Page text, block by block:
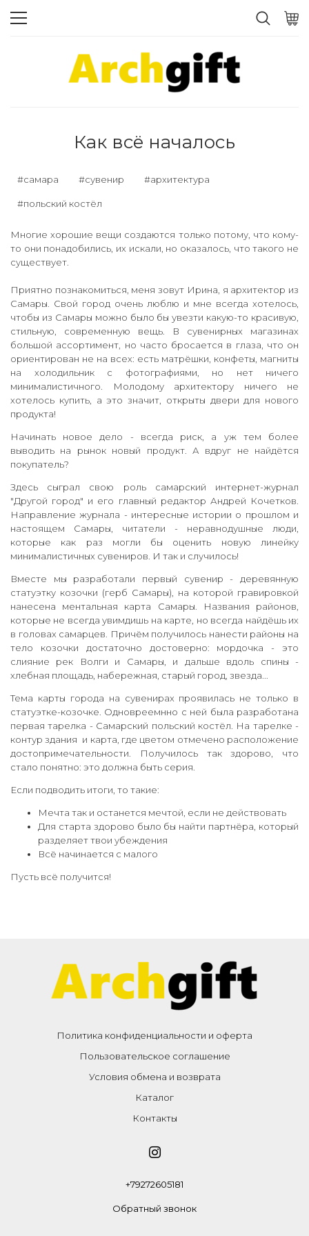
Как всё началось
#самара #сувенир #архитектура
#польский костёл
Многие хорошие вещи создаются только потому, что кому-
то они понадобились, их искали, но оказалось, что такого не
существует.
Приятно познакомиться, меня зовут Ирина, я архитектор из
Самары. Свой город очень люблю и мне всегда хотелось,
чтобы из Самары можно было бы увезти какую-то красивую,
стильную, современную вещь. В сувенирных магазинах
большой ассортимент, но часто бросается в глаза, что он
ориентирован не на всех: есть матрёшки, конфеты, магниты
на холодильник с фотографиями, но нет ничего
минималистичного. Молодому архитектору ничего не
хотелось купить, а это значит, открыты двери для нового
продукта!
Начинать новое дело - всегда риск, а уж тем более
выводить на рынок новый продукт. А вдруг не найдётся
покупатель?
Здесь сыграл свою роль самарский интернет-журнал
"Другой город" и его главный редактор Андрей Кочетков.
Направление журнала - интересные истории о прошлом и
настоящем Самары, читатели - неравнодушные люди,
которые как раз могли бы оценить новую линейку
минималистичных сувениров. И так и случилось!
Вместе мы разработали первый сувенир - деревянную
статуэтку козочки (герб Самары), на которой гравировкой
нанесена ментальная карта Самары. Названия районов,
которые не всегда увимдишь на карте, но всегда найдёшь их
в головах самарцев. Причём получилось нанести районы на
тело козочки достаточно достоверно: мордочка - это
слияние рек Волги и Самары, и дальше вдоль спины -
хлебная площадь, набережная, старый город, звезда...
Тема карты города на сувенирах проявилась не только в
статуэтке-козочке. Одновреемнно с ней была разработана
первая тарелка - Самарский польский костёл. На тарелке -
контур здания и карта, где цветом отмечено расположение
достопримечательности. Получилось так здорово, что
стало понятно: это должна быть серия.
Если подводить итоги, то такие:
Мечта так и останется мечтой, если не действовать
Для старта здорово было бы найти партнёра, который
разделяет твои убеждения
Всё начинается с малого
Пусть всё получится!
Политика конфиденциальности и оферта
Пользовательское соглашение
Условия обмена и возврата
Каталог
Контакты
+79272605181
Обратный звонок